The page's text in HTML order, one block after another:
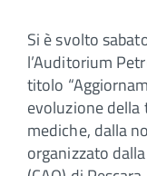
Si è svolto
l’Auditorium
titolo
evoluzione della
mediche, dalla
organizzato